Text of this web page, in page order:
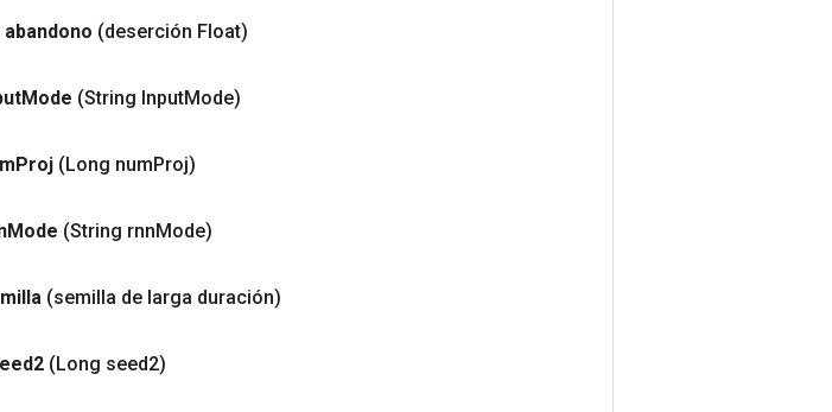
abandono (deserción Float)
Mode (String InputMode)
Proj (Long numProj)
Mode (String rnnMode)
(semilla de larga duración)
(Long seed2)